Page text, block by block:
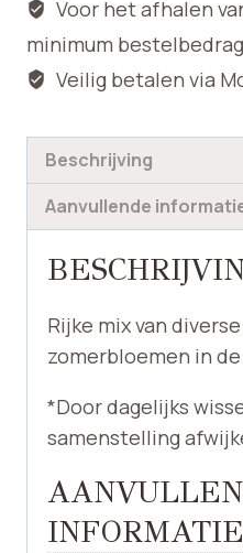
Voor het afhalen
minimum
Veilig betalen via
Beschrijving
Aanvullende
Rijke mix van
zomerbloemen in
*Door dagelijks
samenstelling
INFORMATIE